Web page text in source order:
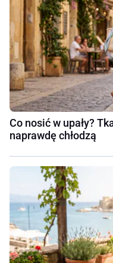
Co nosić w upały?
naprawdę chłodzą